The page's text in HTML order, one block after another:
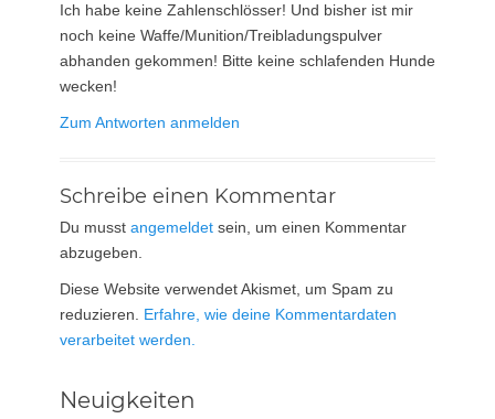
Ich habe keine Zahlenschlösser! Und bisher ist mir
noch keine Waffe/Munition/Treibladungspulver
abhanden gekommen! Bitte keine schlafenden Hunde
wecken!
Zum Antworten anmelden
Schreibe einen Kommentar
Du musst angemeldet sein, um einen Kommentar
abzugeben.
Diese Website verwendet Akismet, um Spam zu
reduzieren. Erfahre, wie deine Kommentardaten
verarbeitet werden.
Neuigkeiten